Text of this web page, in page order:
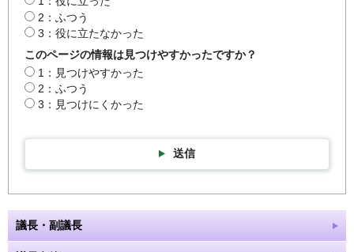
2：ふつう
3：役に立たなかった
このページの情報は見つけやすかったですか？
1：見つけやすかった
2：ふつう
3：見つけにくかった
送信
議長・副議長